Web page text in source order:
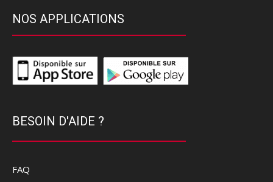
NOS APPLICATIONS
BESOIN D'AIDE ?
FAQ